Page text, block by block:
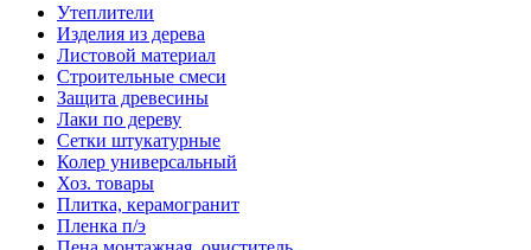
Утеплители
Изделия из дерева
Листовой материал
Строительные смеси
Защита древесины
Лаки по дереву
Сетки штукатурные
Колер универсальный
Хоз. товары
Плитка, керамогранит
Пленка п/э